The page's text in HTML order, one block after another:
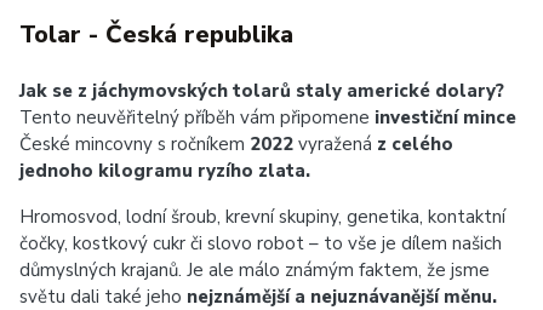
Tolar - Česká republika
Jak se z jáchymovských tolarů staly americké dolary?
Tento neuvěřitelný příběh vám připomene investiční mince
České mincovny s ročníkem 2022 vyražená z celého
jednoho kilogramu ryzího zlata.
Hromosvod, lodní šroub, krevní skupiny, genetika, kontaktní
čočky, kostkový cukr či slovo robot – to vše je dílem našich
důmyslných krajanů. Je ale málo známým faktem, že jsme
světu dali také jeho nejznámější a nejuznávanější měnu.